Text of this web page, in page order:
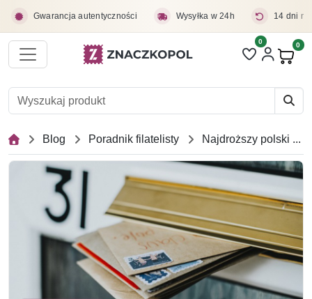
Gwarancja autentyczności Wysyłka w 24h 14 dni
Liczba pozycji
0 0
Blog Poradnik filatelisty Najdroższy polski znaczek pocztowy